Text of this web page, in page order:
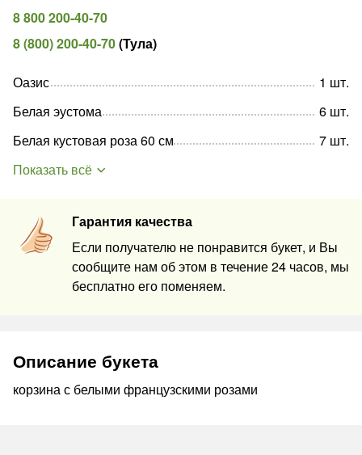
8 800 200-40-70
8 (800) 200-40-70(Тула)
Гарантия качества
Если получателю не понравится букет, и Вы
сообщите нам об этом в течение 24 часов, мы
бесплатно его поменяем.
Оазис 1 шт.
Белая эустома
6 шт.
Белая кустовая роза 60 см
7 шт.
Показать всё
Описание букета
корзина с белыми французскими розами